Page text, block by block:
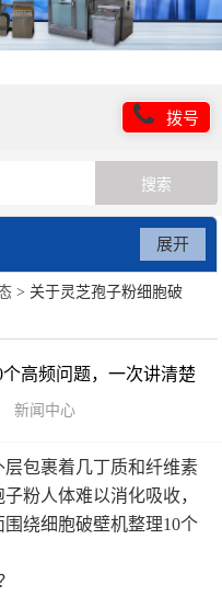
拨号
展开
> 关于灵芝孢子粉细胞破
高频问题，一次讲清楚
新闻中心
包裹着几丁质和纤维素
粉人体难以消化吸收，
绕细胞破壁机整理10个